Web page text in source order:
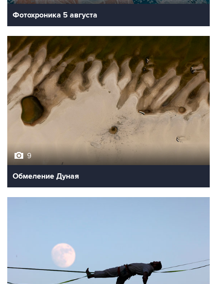
Фотохроника 5 августа
9
Обмеление Дуная